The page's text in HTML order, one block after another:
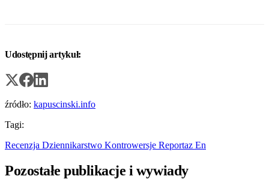
Udostępnij artykuł:
źródło: kapuscinski.info
Tagi:
Recenzja Dziennikarstwo Kontrowersje Reportaz En
Pozostałe publikacje i wywiady